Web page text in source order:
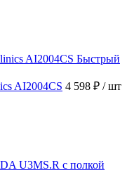
Быстрый
AI2004CS 4 598 ₽ / шт